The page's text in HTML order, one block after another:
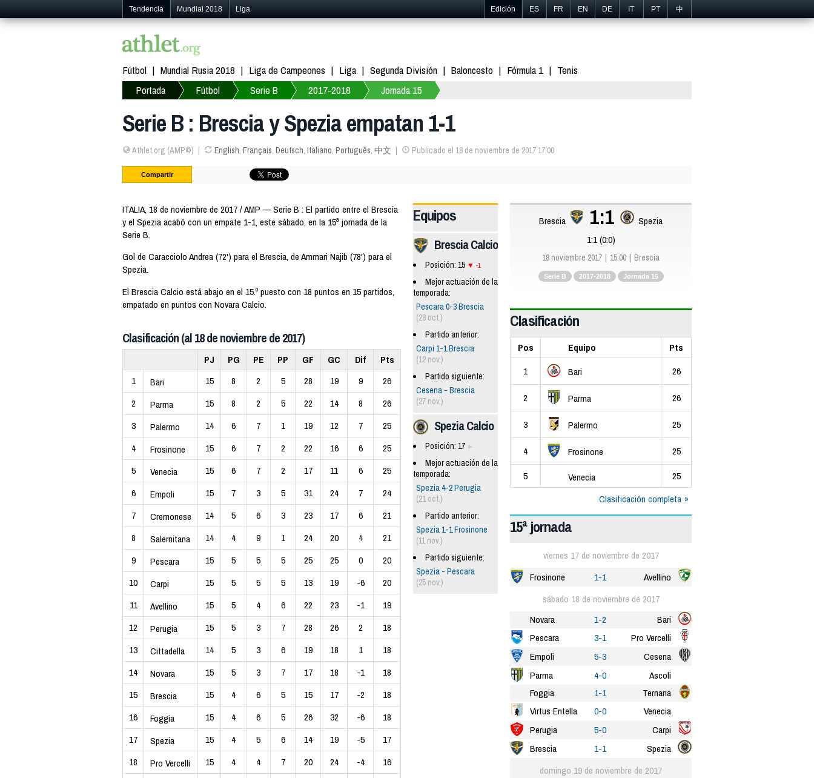
Tendencia Mundial 2018 Liga Edición ES FR EN DE IT PT 中
Fútbol Mundial Rusia 2018 Liga de Campeones Liga Segunda División Baloncesto Fórmula 1
Tenis
Portada
Fútbol Serie B 2017-2018 Jornada 15
Serie B : Brescia y Spezia empatan 1-1
Athlet.org (AMP©) English, Français, Deutsch, Italiano, Português, 中文 Publicado el 18 de noviembre de 2017 17:00
Compartir
ITALIA, 18 de noviembre de 2017 / AMP — Serie B : El partido entre el Brescia
y el Spezia acabó con un empate 1-1, este sábado, en la 15ª jornada de la
Serie B.
Gol de Caracciolo Andrea (72') para el Brescia, de Ammari Najib (78') para el
Spezia.
El Brescia Calcio está abajo en el 15.º puesto con 18 puntos en 15 partidos,
empatado en puntos con Novara Calcio.
Clasificación (al 18 de noviembre de 2017)
PJ PG PE PP GF GC Dif
Pts
1
Bari 15 8 2 5 28 19 9
26
2
Parma 15 8 2 5 22 14 8
26
3
Palermo 14 6 7 1 19 12 7
25
4
Frosinone 15 6 7 2 22 16 6
25
5
Venecia 15 6 7 2 17 11 6
25
6
Empoli 15 7 3 5 31 24 7
24
7
Cremonese 14 5 6 3 23 17 6
21
8
Salernitana 14 4 9 1 24 20 4
21
9
Pescara 15 5 5 5 25 25 0
20
10
Carpi 15 5 5 5 13 19 -6
20
11
Avellino 15 5 4 6 22 23 -1
19
12
Perugia 15 5 3 7 28 26 2
18
13
Cittadella 14 5 3 6 19 18 1
18
14
Novara 15 5 3 7 17 18 -1
18
15
Brescia 15 4 6 5 15 17 -2
18
16
Foggia 15 4 6 5 26 32 -6
18
17
Spezia 15 4 5 6 14 19 -5
17
18
Pro Vercelli 15 4 4 7 20 24 -4 16
Equipos
Brescia Calcio
Posición: 15 -1
Mejor actuación de la
temporada:
Pescara 0-3 Brescia
(28 oct.)
Partido anterior:
Carpi 1-1 Brescia
(12 nov.)
Partido siguiente:
Cesena - Brescia
(27 nov.)
Spezia Calcio
Posición: 17
Mejor actuación de la
temporada:
Spezia 4-2 Perugia
(21 oct.)
Partido anterior:
Spezia 1-1 Frosinone
(11 nov.)
Partido siguiente:
Spezia - Pescara
(25 nov.)
Brescia 1:1
Spezia
1:1 (0:0)
18 noviembre 2017 15:00 Brescia
Serie B 2017-2018 Jornada 15
Clasificación
Pos Equipo
Pts
1
Bari 26
2 Parma 26
3 Palermo 25
4 Frosinone
25
5
Venecia
25
Clasificación completa
15ª jornada
viernes 17 de noviembre de 2017
Frosinone
1-1
Avellino
sábado 18 de noviembre de 2017
Novara
1-2
Bari
Pescara
3-1
Pro Vercelli
Empoli
5-3
Cesena
Parma
4-0
Ascoli
Foggia
1-1
Ternana
Virtus Entella
0-0
Venecia
Perugia
5-0
Carpi
Brescia
1-1
Spezia
domingo 19 de noviembre de 2017